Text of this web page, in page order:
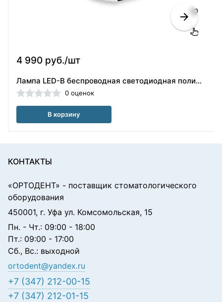
4 990 руб./шт
Лампа LED-B беспроводная светодиодная полимеризационная Woodpecker (Китай)
0 оценок
В корзину
КОНТАКТЫ
«ОРТОДЕНТ» - поставщик стоматологического
оборудования
450001, г. Уфа ул. Комсомольская, 15
Пн. - Чт.: 09:00 - 18:00
Пт.: 09:00 - 17:00
Сб., Вс.: выходной
ortodent@yandex.ru
+7 (347) 212-00-15
+7 (347) 212-01-15